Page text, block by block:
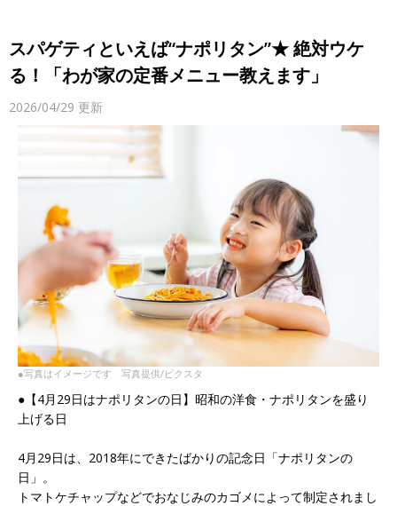
スパゲティといえば“ナポリタン”★ 絶対ウケ
る！「わが家の定番メニュー教えます」
2026/04/29 更新
●写真はイメージです 写真提供/ピクスタ
●【4月29日はナポリタンの日】昭和の洋食・ナポリタンを盛り
上げる日
4月29日は、2018年にできたばかりの記念日「ナポリタンの
日」。
トマトケチャップなどでおなじみのカゴメによって制定されまし